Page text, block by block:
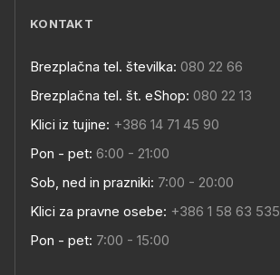
KONTAKT
Brezplačna tel. številka: 080 22 66
Brezplačna tel. št. eShop: 080 22 13
Klici iz tujine: +386 14 71 45 90
Pon - pet: 6:00 - 21:00
Sob, ned in prazniki: 7:00 - 20:00
Klici za pravne osebe: +386 1 58 63 535
Pon - pet: 7:00 - 15:00